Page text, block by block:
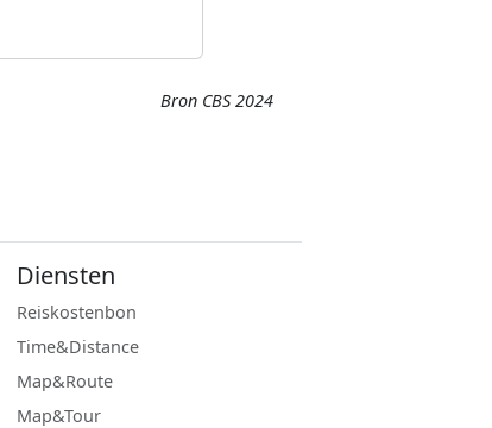
Bron CBS 2024
Diensten
Reiskostenbon
Time&Distance
Map&Route
Map&Tour